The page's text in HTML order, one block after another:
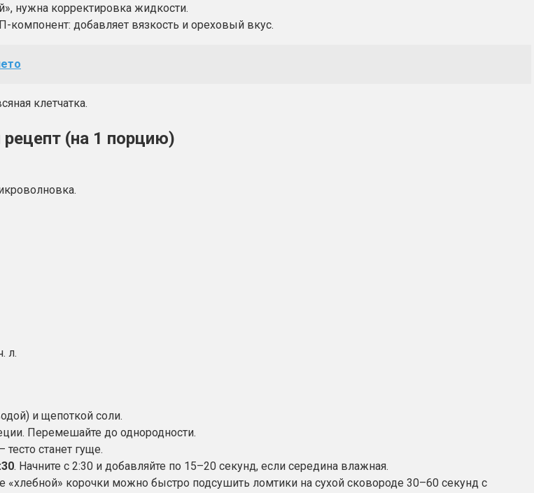
нужна корректировка жидкости.
компонент: добавляет вязкость и ореховый вкус.
клетчатка.
(на 1 порцию)
л.
и щепоткой соли.
Перемешайте до однородности.
станет гуще.
. Начните с 2:30 и добавляйте по 15–20 секунд, если середина влажная.
«хлебной» корочки можно быстро подсушить ломтики на сухой сковороде 30–60 секунд с